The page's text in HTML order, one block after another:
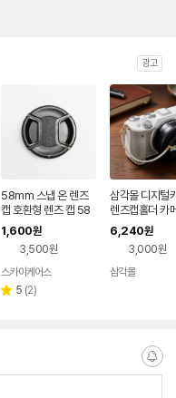
광고
58mm 스냅 온 렌즈
캡 호환형 렌즈 캡 58
mm Snap On Lens
Cap
1,600원
3,500원
스카이케어스
별 5 리
(2)
삼각몰 디지털
렌즈캡홀더 카
품 카메라렌즈
6,240원
3,000원
삼각몰
알